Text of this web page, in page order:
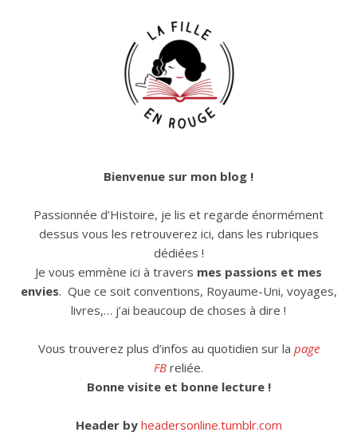
Bienvenue sur mon blog !
Passionnée d’Histoire, je lis et regarde énormément
dessus vous les retrouverez ici, dans les rubriques
dédiées !
Je vous emmène ici à travers mes passions et mes
envies. Que ce soit conventions, Royaume-Uni, voyages,
livres,… j’ai beaucoup de choses à dire !
Vous trouverez plus d’infos au quotidien sur la page
FB reliée.
Bonne visite et bonne lecture !
Header by headersonline.tumblr.com